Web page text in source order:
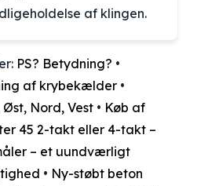
af klingen.
PS? Betydning? •
af krybekælder •
Nord, Vest • Køb af
45 2-takt eller 4-takt –
– et uundværligt
• Ny-støbt beton